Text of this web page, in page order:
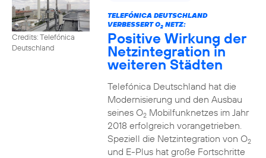
Credits: Telefónica
Deutschland
TELEFÓNICA DEUTSCHLAND
VERBESSERT O2NETZ:
Positive Wirkung der
Netzintegration in
weiteren Städten
Telefónica Deutschland hat die
Modernisierung und den Ausbau
seines O2Mobilfunknetzes im Jahr
2018 erfolgreich vorangetrieben.
Speziell die Netzintegration von O2
und E-Plus hat große Fortschritte